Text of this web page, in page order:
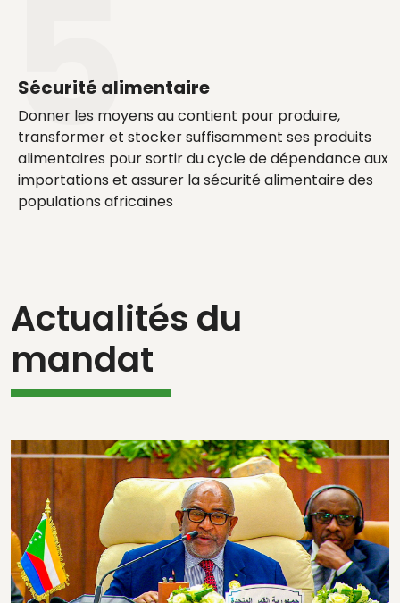
Sécurité alimentaire
Donner les moyens au contient pour produire,
transformer et stocker suffisamment ses produits
alimentaires pour sortir du cycle de dépendance aux
importations et assurer la sécurité alimentaire des
populations africaines
Actualités du
mandat